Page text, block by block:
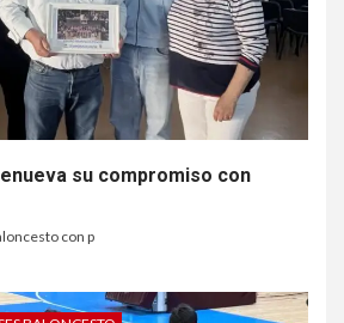
su compromiso con
con p